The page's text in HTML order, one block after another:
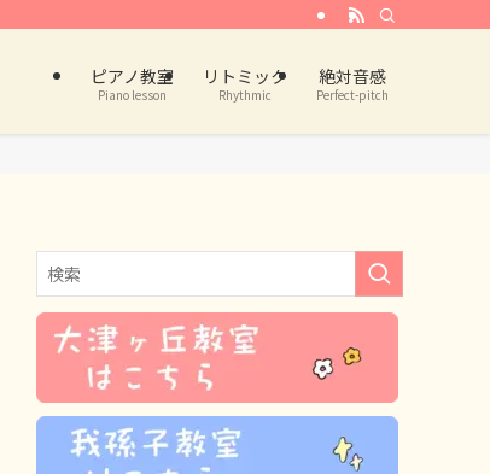
ピアノ教室
Piano lesson
リトミック
Rhythmic
絶対音感
Perfect-pitch